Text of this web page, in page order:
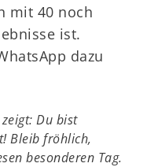
mit 40 noch
ist.
dazu
Du bist
Bleib fröhlich,
besonderen Tag.